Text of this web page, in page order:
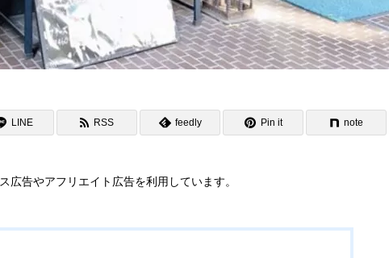
LINE RSS feedly Pin it note
広告やアフリエイト広告を利用しています。